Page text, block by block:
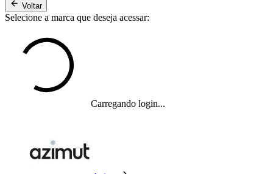
Voltar
Selecione a marca que deseja acessar:
Carregando login...